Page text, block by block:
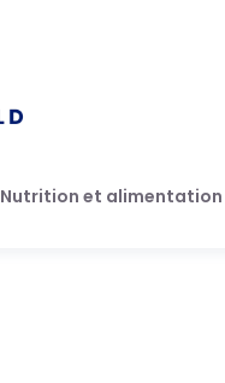
Nutrition et alimentation